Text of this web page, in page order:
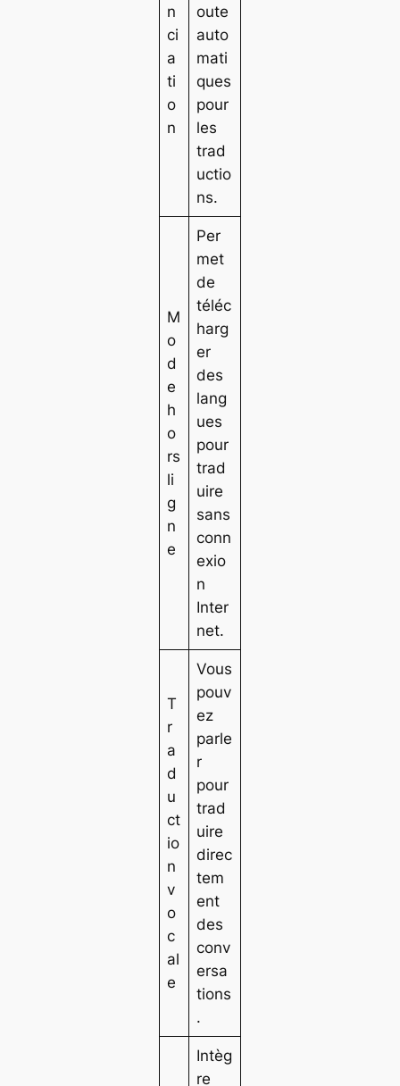
n
ci
a
ti
o
n
oute
auto
mati
ques
pour
les
trad
uctio
ns.
M
o
d
e
h
o
rs
li
g
n
e
Per
met
de
téléc
harg
er
des
lang
ues
pour
trad
uire
sans
conn
exio
n
Inter
net.
T
r
a
d
u
ct
io
n
v
o
c
al
e
Vous
pouv
ez
parle
r
pour
trad
uire
direc
tem
ent
des
conv
ersa
tions
.
Intèg
re